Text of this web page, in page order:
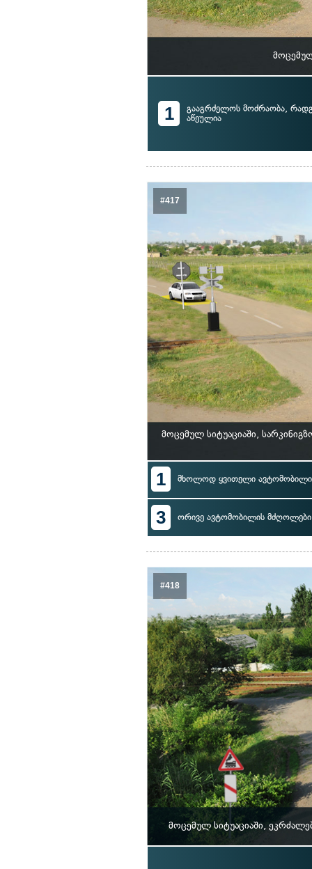
1
გააგრძელოს მოძრაობა,
აწეულია
#417
მოცემულ სიტუაციაში,
1 მხოლოდ ყვითელი
3 ორივე ავტომობილის მძღოლები
#418
მოცემულ სიტუაციაში,